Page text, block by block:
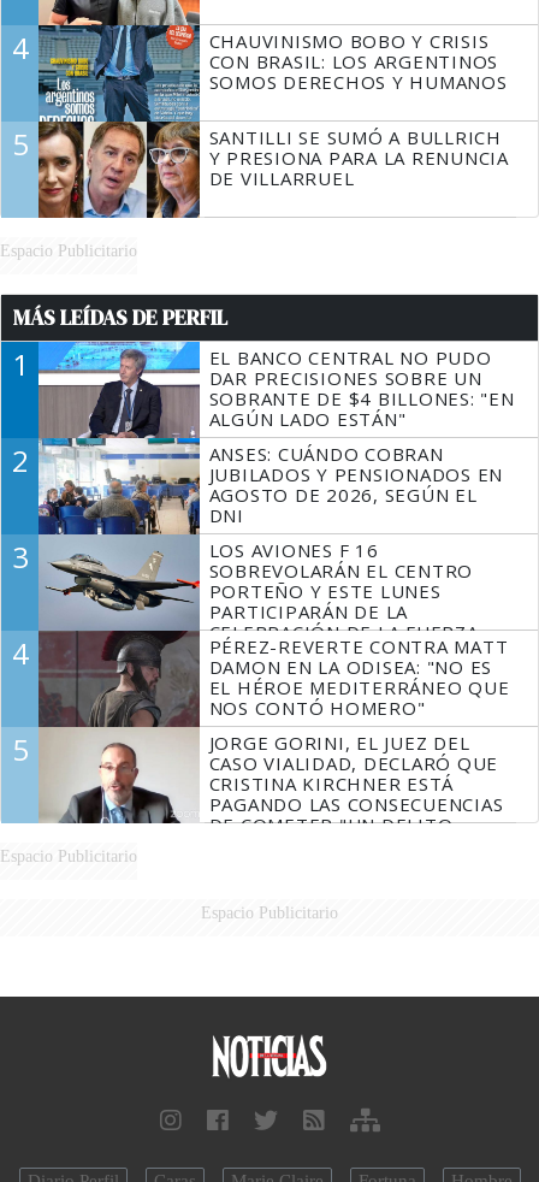
4
CHAUVINISMO BOBO Y CRISIS
CON BRASIL: LOS ARGENTINOS
SOMOS DERECHOS Y HUMANOS
5
SANTILLI SE SUMÓ A BULLRICH
Y PRESIONA PARA LA RENUNCIA
DE VILLARRUEL
Espacio Publicitario
MÁS LEÍDAS DE PERFIL
1
EL BANCO CENTRAL NO PUDO
DAR PRECISIONES SOBRE UN
SOBRANTE DE $4 BILLONES: "EN
ALGÚN LADO ESTÁN"
2
ANSES: CUÁNDO COBRAN
JUBILADOS Y PENSIONADOS EN
AGOSTO DE 2026, SEGÚN EL
DNI
3
LOS AVIONES F 16
SOBREVOLARÁN EL CENTRO
PORTEÑO Y ESTE LUNES
PARTICIPARÁN DE LA
CELEBRACIÓN DE LA FUERZA
AÉREA
4
PÉREZ-REVERTE CONTRA MATT
DAMON EN LA ODISEA: "NO ES
EL HÉROE MEDITERRÁNEO QUE
NOS CONTÓ HOMERO"
5
JORGE GORINI, EL JUEZ DEL
CASO VIALIDAD, DECLARÓ QUE
CRISTINA KIRCHNER ESTÁ
PAGANDO LAS CONSECUENCIAS
DE COMETER "UN DELITO
Espacio Publicitario
Espacio Publicitario